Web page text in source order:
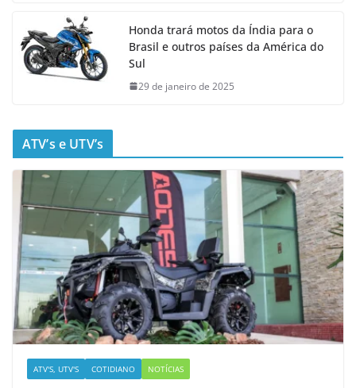
Honda trará motos da Índia para o
Brasil e outros países da América do
Sul
29 de janeiro de 2025
ATV’s e UTV’s
ATV'S, UTV'S COTIDIANO NOTÍCIAS